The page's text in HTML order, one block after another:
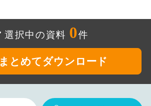
選択中の資料 0件
まとめてダウンロード